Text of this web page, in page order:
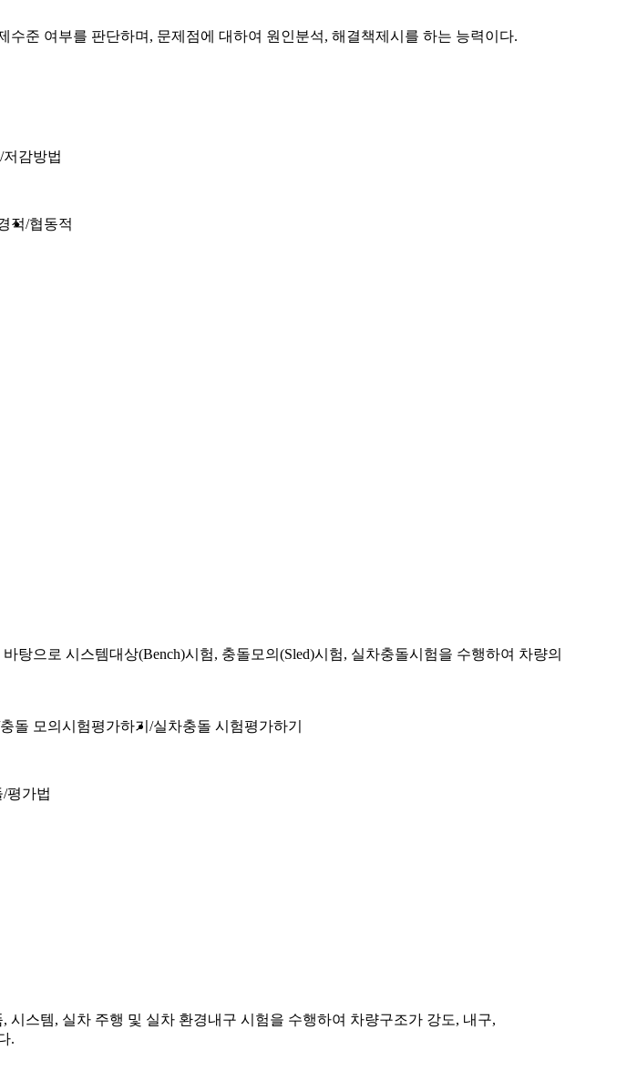
준 여부를 판단하며, 문제점에 대하여 원인분석, 해결책제시를 하는 능력이다.
저감방법
적 협동적
으로 시스템대상(Bench)시험, 충돌모의(Sled)시험, 실차충돌시험을 수행하여 차량의
충돌 모의시험평가하기 실차충돌 시험평가하기
평가법
스템, 실차 주행 및 실차 환경내구 시험을 수행하여 차량구조가 강도, 내구,
.